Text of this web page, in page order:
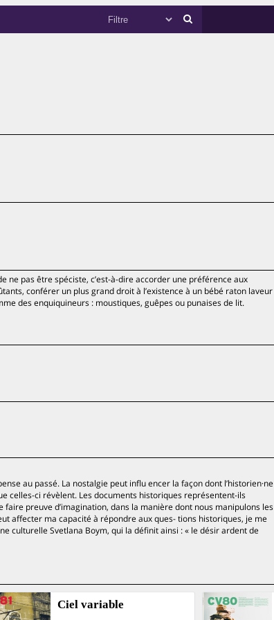
ne pas être spéciste, c’est-à-dire accorder une préférence aux
conférer un plus grand droit à l’existence à un bébé raton laveur
des enquiquineurs : moustiques, guêpes ou punaises de lit.
au passé. La nostalgie peut influ­ encer la façon dont l’historien·ne
celles-ci révèlent. Les documents historiques représentent-ils
preuve d’imagination, dans la manière dont nous manipulons les
affecter ma capacité à répondre aux ques- tions historiques, je me
culturelle Svetlana Boym, qui la définit ainsi : « le désir ardent de
Ciel variable